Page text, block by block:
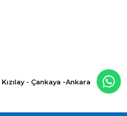
Kızılay - Çankaya -Ankara